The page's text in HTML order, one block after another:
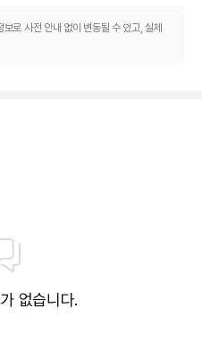
스 센터, 드라이클리닝/세탁 서비스,
로 사전 안내 없이 변동될 수 있고, 실제
없습니다.